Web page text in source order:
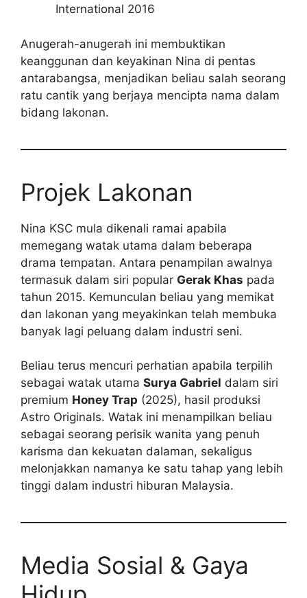
International 2016
Anugerah-anugerah ini membuktikan
keanggunan dan keyakinan Nina di pentas
antarabangsa, menjadikan beliau salah seorang
ratu cantik yang berjaya mencipta nama dalam
bidang lakonan.
Projek Lakonan
Nina KSC mula dikenali ramai apabila
memegang watak utama dalam beberapa
drama tempatan. Antara penampilan awalnya
termasuk dalam siri popular Gerak Khas pada
tahun 2015. Kemunculan beliau yang memikat
dan lakonan yang meyakinkan telah membuka
banyak lagi peluang dalam industri seni.
Beliau terus mencuri perhatian apabila terpilih
sebagai watak utama Surya Gabriel dalam siri
premium Honey Trap (2025), hasil produksi
Astro Originals. Watak ini menampilkan beliau
sebagai seorang perisik wanita yang penuh
karisma dan kekuatan dalaman, sekaligus
melonjakkan namanya ke satu tahap yang lebih
tinggi dalam industri hiburan Malaysia.
Media Sosial & Gaya